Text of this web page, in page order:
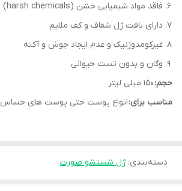
فاقد مواد شیمیایی خشن (harsh chemicals)
دارای بافت ژل شفاف و کف ملایم
غیرکومدوژنیک و عدم ایجاد جوش و آکنه
وگان و بدون تست حیوانی
حجم:
مناسب برای:انواع پوست حتی پوست های حساس
دسته‌بندی: ژل شستشو صورت